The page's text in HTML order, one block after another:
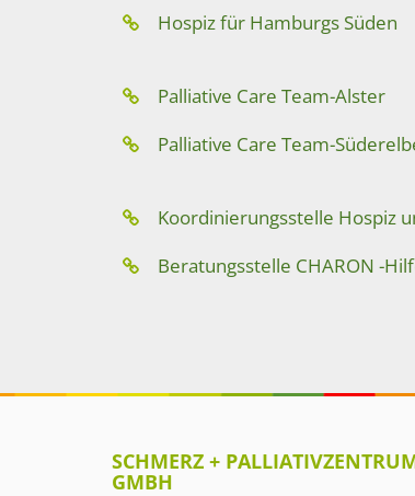
Hospiz für Hamburgs Süden
Palliative Care Team-Alster
Palliative Care Team-
Koordinierungsstelle Hospiz
Beratungsstelle CHARON -
SCHMERZ +
GMBH